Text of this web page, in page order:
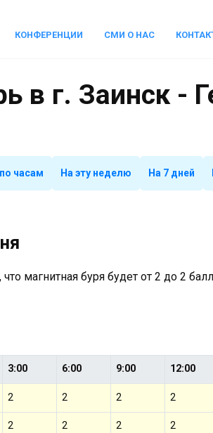
КОНФЕРЕНЦИИ СМИ О НАС
в г. Заинск -
часам На эту неделю На 7 дней
магнитная буря будет от 2 до 2
3:00 6:00 9:00 12:00
2 2 2 2
2 2 2 2